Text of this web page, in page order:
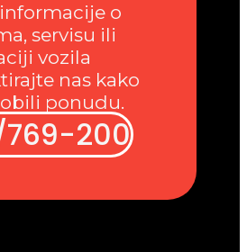
o
servisu ili
vozila
nas kako
ponudu.
200